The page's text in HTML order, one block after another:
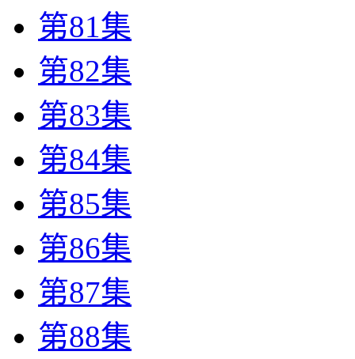
第81集
第82集
第83集
第84集
第85集
第86集
第87集
第88集